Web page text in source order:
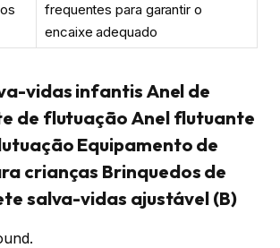
frequentes para garantir o
encaixe adequado
vidas infantis Anel de
de flutuação Anel flutuante
Equipamento de
crianças Brinquedos de
salva-vidas ajustável (B)